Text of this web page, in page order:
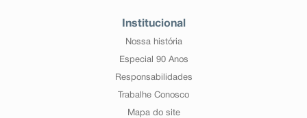
Institucional
Nossa história
Especial 90 Anos
Responsabilidades
Trabalhe Conosco
Mapa do site